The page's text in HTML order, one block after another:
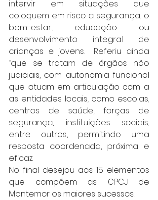
intervir em situações que
coloquem em risco a segurança, o
bem-estar, educação ou
desenvolvimento integral de
crianças e jovens.  Referiu ainda
“que se tratam de órgãos não
judiciais, com autonomia funcional
que atuam em articulação com a
as entidades locais, como escolas,
centros de saúde, forças de
segurança, instituições sociais,
entre outros, permitindo uma
resposta coordenada, próxima e
eficaz.
No final desejou aos 15 elementos
que compõem as CPCJ de
Montemor os maiores sucessos.